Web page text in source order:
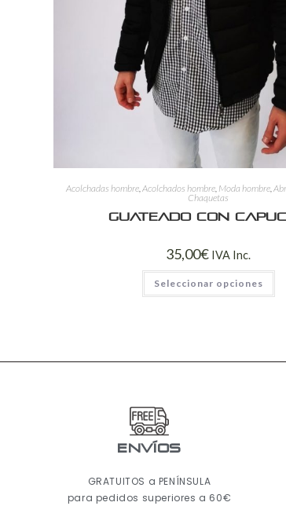
Acolchadas hombre ,Acolchados hombre Moda hombre ,
Chaquetas
Guateado con
35,00€ IVA Inc.
Seleccionar opciones
ENVÍOS
GRATUITOS a PENÍNSULA
para pedidos superiores a 60€